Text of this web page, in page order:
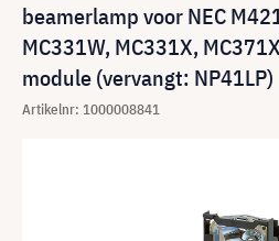
beamerlamp voor NEC
MC331W, MC331X,
module (vervangt: NP41LP)
Artikelnr: 1000008841